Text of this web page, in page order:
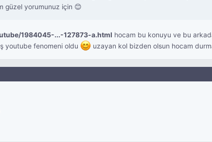
güzel yorumunuz için 😊
1984045-...-127873-a.html hocam bu konuyu ve bu
youtube fenomeni oldu
uzayan kol bizden olsun hocam